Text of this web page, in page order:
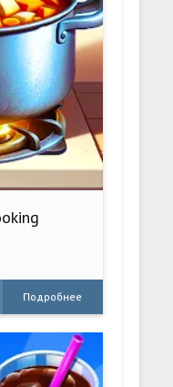
Подробнее